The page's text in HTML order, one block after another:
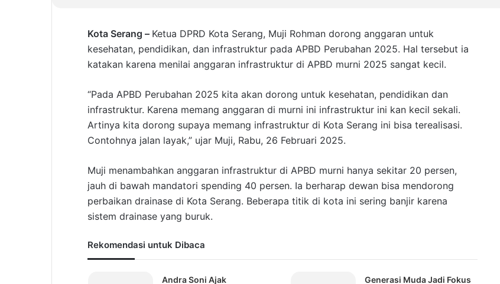
Kota Serang – Ketua DPRD Kota Serang, Muji Rohman dorong anggaran untuk
kesehatan, pendidikan, dan infrastruktur pada APBD Perubahan 2025. Hal tersebut ia
katakan karena menilai anggaran infrastruktur di APBD murni 2025 sangat kecil.
“Pada APBD Perubahan 2025 kita akan dorong untuk kesehatan, pendidikan dan
infrastruktur. Karena memang anggaran di murni ini infrastruktur ini kan kecil sekali.
Artinya kita dorong supaya memang infrastruktur di Kota Serang ini bisa terealisasi.
Contohnya jalan layak,” ujar Muji, Rabu, 26 Februari 2025.
Muji menambahkan anggaran infrastruktur di APBD murni hanya sekitar 20 persen,
jauh di bawah mandatori spending 40 persen. Ia berharap dewan bisa mendorong
perbaikan drainase di Kota Serang. Beberapa titik di kota ini sering banjir karena
sistem drainase yang buruk.
Rekomendasi untuk Dibaca
Andra Soni Ajak
Generasi Muda Jadi Fokus